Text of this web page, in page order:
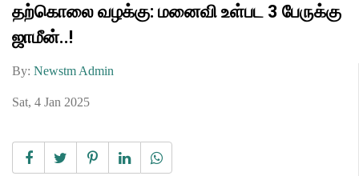
தற்கொலை வழக்கு: மனைவி உள்பட 3 பேருக்கு
ஜாமீன்..!
By: Newstm Admin
Sat, 4 Jan 2025